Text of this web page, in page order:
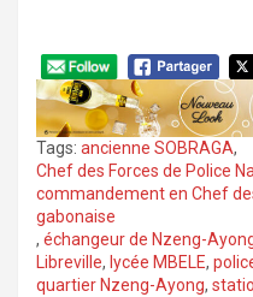
Tags: ancienne SOBRAGA,
Chef des Forces de Police
commandement en Chef
gabonaise
, échangeur de Nzeng-
Libreville, lycée MBELE,
quartier Nzeng-Ayong,